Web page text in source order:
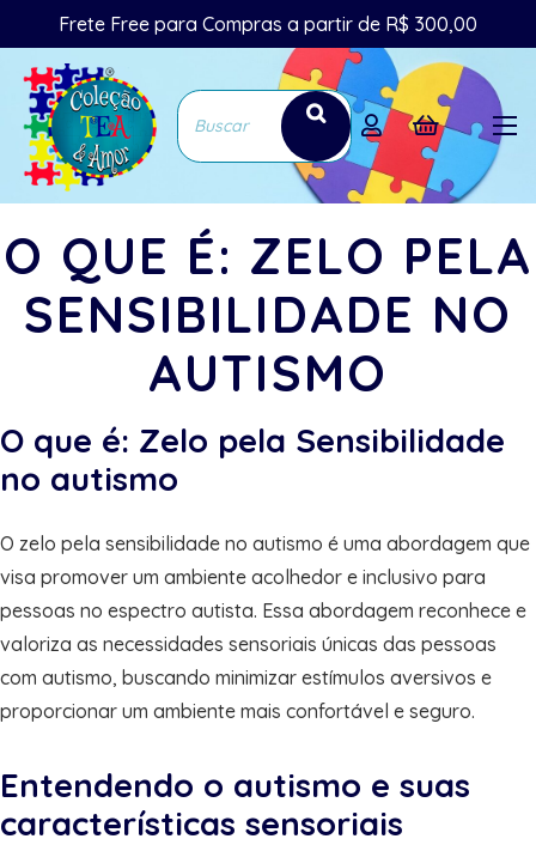
Frete Free para Compras a partir de R$ 300,00
O QUE É: ZELO PELA
SENSIBILIDADE NO
AUTISMO
O que é: Zelo pela Sensibilidade
no autismo
O zelo pela sensibilidade no autismo é uma abordagem que
visa promover um ambiente acolhedor e inclusivo para
pessoas no espectro autista. Essa abordagem reconhece e
valoriza as necessidades sensoriais únicas das pessoas
com autismo, buscando minimizar estímulos aversivos e
proporcionar um ambiente mais confortável e seguro.
Entendendo o autismo e suas
características sensoriais